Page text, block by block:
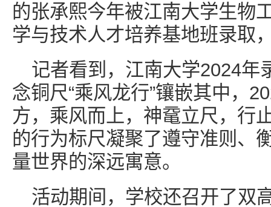
的张承熙今年被江南大学生物
学与技术人才培养基地班录取
记者看到，江南大学2024年
念铜尺“乘风龙行”镶嵌其中，
方，乘风而上，神鼋立尺，行
的行为标尺凝聚了遵守准则、
量世界的深远寓意。
活动期间，学校还召开了双